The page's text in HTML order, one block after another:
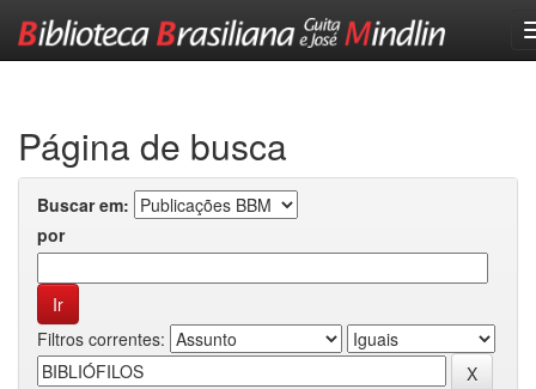
Página de busca
Buscar em:
por
Filtros correntes: